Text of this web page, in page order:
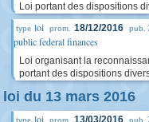
Loi portant des dispositions
type loi prom. 18/12/2016 pub.
public federal finances
Loi organisant la
portant des dispositions
loi du 13 mars 2016
loi 13/03/2016